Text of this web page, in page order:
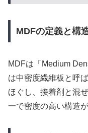
MDFの定義と構
MDFは「Medium
は中密度繊維板と呼
ほぐし、接着剤と混
一で密度の高い構造が